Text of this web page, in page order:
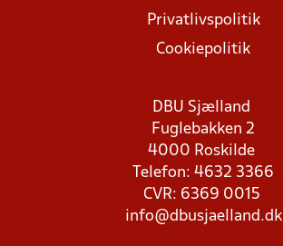
Privatlivspolitik
Cookiepolitik
DBU Sjælland
Fuglebakken 2
4000 Roskilde
Telefon: 4632 3366
CVR: 6369 0015
info@dbusjaelland.dk